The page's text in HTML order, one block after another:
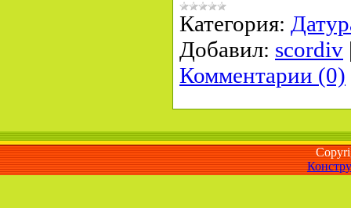
Категория:
Добавил: scordiv
Комментарии (0)